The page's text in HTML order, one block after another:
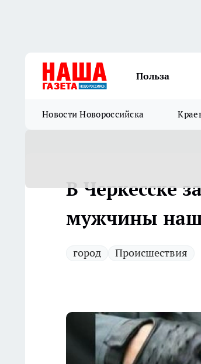
Польза
Новости Новороссийска
В Черкесске
мужчины
город Происшествия